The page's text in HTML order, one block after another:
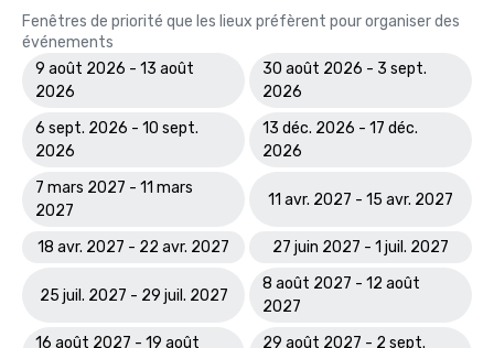
Fenêtres de priorité que les lieux préfèrent pour organiser des
événements
9 août 2026 - 13 août
2026
30 août 2026 - 3 sept.
2026
6 sept. 2026 - 10 sept.
2026
13 déc. 2026 - 17 déc.
2026
7 mars 2027 - 11 mars
2027
11 avr. 2027 - 15 avr. 2027
18 avr. 2027 - 22 avr. 2027 27 juin 2027 - 1 juil. 2027
25 juil. 2027 - 29 juil. 2027
8 août 2027 - 12 août
2027
16 août 2027 - 19 août
29 août 2027 - 2 sept.